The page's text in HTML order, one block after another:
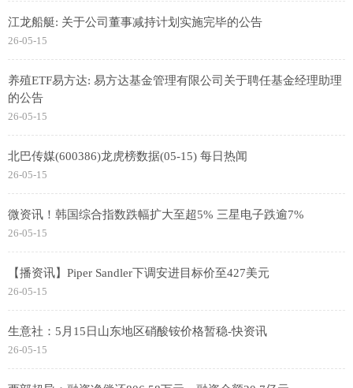
江龙船艇: 关于公司董事减持计划实施完毕的公告
26-05-15
养殖ETF易方达: 易方达基金管理有限公司关于聘任基金经理助理
的公告
26-05-15
北巴传媒(600386)龙虎榜数据(05-15) 每日热闻
26-05-15
微资讯！韩国综合指数跌幅扩大至超5% 三星电子跌逾7%
26-05-15
【播资讯】Piper Sandler下调安进目标价至427美元
26-05-15
生意社：5月15日山东地区硝酸铵价格暂稳-快资讯
26-05-15